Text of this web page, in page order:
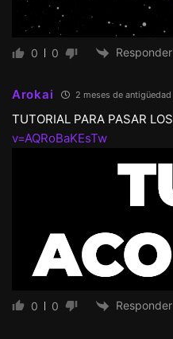
0 0 Responder
Arokai 2 meses de antigüedad
TUTORIAL PARA PASAR
v=AQRoBaKEsTw
0 0 Responder